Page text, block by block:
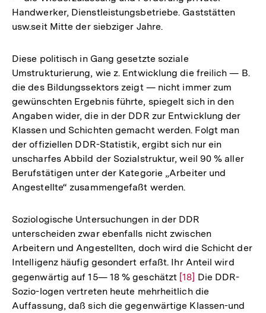
Handwerker, Dienstleistungsbetriebe. Gaststätten
usw.seit Mitte der siebziger Jahre.
Diese politisch in Gang gesetzte soziale
Umstrukturierung, wie z. Entwicklung die freilich — B.
die des Bildungssektors zeigt — nicht immer zum
gewünschten Ergebnis führte, spiegelt sich in den
Angaben wider, die in der DDR zur Entwicklung der
Klassen und Schichten gemacht werden. Folgt man
der offiziellen DDR-Statistik, ergibt sich nur ein
unscharfes Abbild der Sozialstruktur, weil 90 % aller
Berufstätigen unter der Kategorie „Arbeiter und
Angestellte“ zusammengefaßt werden.
Soziologische Untersuchungen in der DDR
unterscheiden zwar ebenfalls nicht zwischen
Arbeitern und Angestellten, doch wird die Schicht der
Intelligenz häufig gesondert erfaßt. Ihr Anteil wird
gegenwärtig auf 15— 18 % geschätzt Zur
Auflösung
der
[18] Die DDR-
Sozio-logen vertreten heute mehrheitlich die
Auffassung, daß sich die gegenwärtige Klassen-und